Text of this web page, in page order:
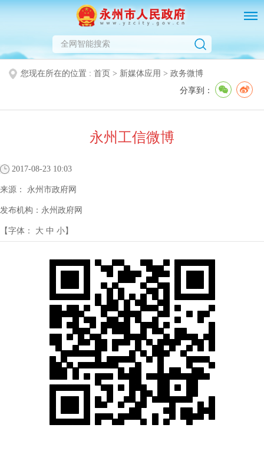
您现在所在的位置 : 首页 > 新媒体应用 > 政务微博
分享到：
永州工信微博
2017-08-23 10:03
来源： 永州市政府网
发布机构： 永州政府网
【字体： 大 中 小】